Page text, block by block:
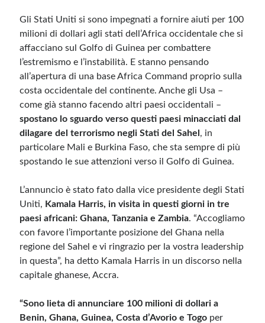
pubblicato dai lettori nei commenti ai vari post. Saranno comunque cancellati quelli
ritenuti offensivi o lesivi dell’immagine o dell’onorabilità di terzi, di genere spam,
razzisti o che contengano dati personali non conformi al rispetto delle norme sulla
privacy. Alcune immagini inserite in questo blog sono tratte da Internet e, pertanto,
considerate di pubblico dominio. Qualora la loro pubblicazione violasse eventuali
immediatamente rimosse. L’autore del blog non è responsabile dei siti collegati
Meta
Accedi
Feed dei contenuti
Feed dei commenti
Gli Stati Uniti si sono impegnati a fornire aiuti per 100
milioni di dollari agli stati dell’Africa occidentale che si
affacciano sul Golfo di Guinea per combattere
l’estremismo e l’instabilità. E stanno pensando
all’apertura di una base Africa Command proprio sulla
costa occidentale del continente. Anche gli Usa –
come già stanno facendo altri paesi occidentali –
spostano lo sguardo verso questi paesi minacciati dal
dilagare del terrorismo negli Stati del Sahel , in
particolare Mali e Burkina Faso, che sta sempre di più
spostando le sue attenzioni verso il Golfo di Guinea.
L’annuncio è stato fato dalla vice presidente degli Stati
Uniti, Kamala Harris, in visita in questi giorni in tre
paesi africani: Ghana, Tanzania e Zambia. “Accogliamo
con favore l’importante posizione del Ghana nella
regione del Sahel e vi ringrazio per la vostra leadership
in questa”, ha detto Kamala Harris in un discorso nella
capitale ghanese, Accra.
“Sono lieta di annunciare 100 milioni di dollari a
Benin, Ghana, Guinea, Costa d’Avorio e Togo per